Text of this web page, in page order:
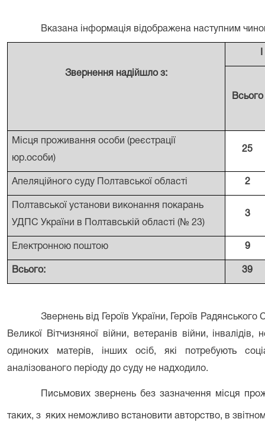
Вказана інформація відображена наступним
Звернення надійшло з:
Всього
Місця проживання особи (реєстрації
юр.особи)
25
Апеляційного суду Полтавської області 2
Полтавської установи виконання покарань
УДПС України в Полтавській області (№ 23)
3
Електронною поштою 9
Всього: 39
Звернень від Героїв України, Героїв Радянського
Великої Вітчизняної війни, ветеранів війни,
одиноких матерів, інших осіб, які потребують
аналізованого періоду до суду не надходило.
Письмових звернень без зазначення місця
таких, з яких неможливо встановити авторство, в